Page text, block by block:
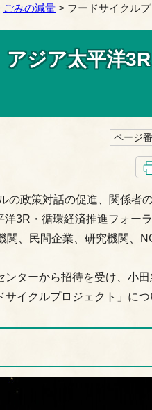
ごみの減量 > フードサイクル
ジア太平洋3R
ページ
政策対話の促進、関係者
3R・循環経済推進フォー
、民間企業、研究機関、
ターから招待を受け、小
イクルプロジェクト」につ